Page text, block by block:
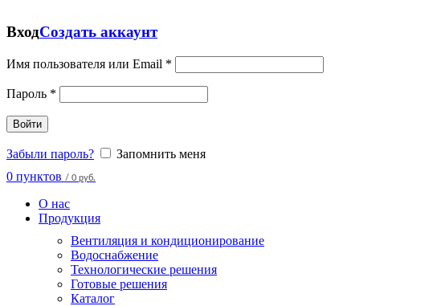
ВходСоздать аккаунт
Имя пользователя или Email *
Пароль *
Войти
Забыли пароль?
Запомнить меня
0 пунктов / 0 руб.
О нас
Продукция
Вентиляция и кондиционирование
Водоснабжение
Технологические решения
Готовые решения
Каталог